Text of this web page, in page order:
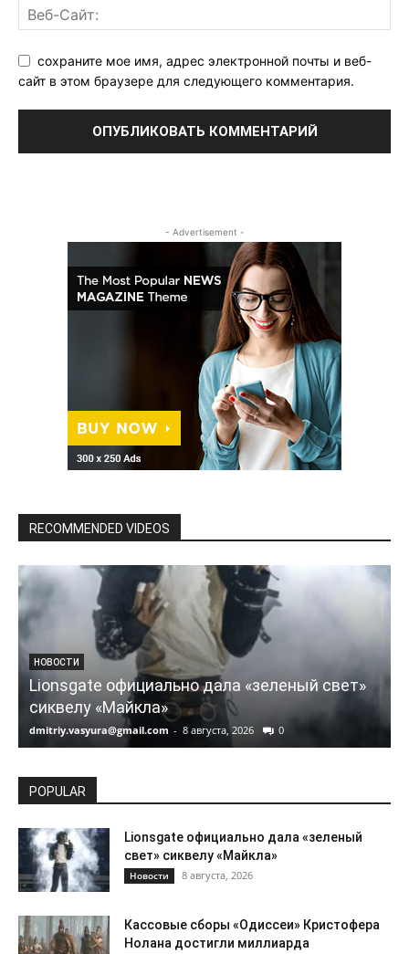
сохраните мое имя, адрес электронной почты и веб-
сайт в этом браузере для следующего комментария.
- Advertisement -
RECOMMENDED VIDEOS
НОВОСТИ
Lionsgate официально дала «зеленый свет»
сиквелу «Майкла»
dmitriy.vasyura@gmail.com - 8 августа, 2026 0
POPULAR
Lionsgate официально дала «зеленый
свет» сиквелу «Майкла»
Новости 8 августа, 2026
Кассовые сборы «Одиссеи» Кристофера
Нолана достигли миллиарда